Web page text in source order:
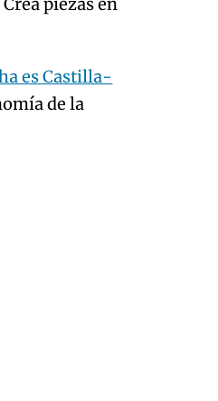
es Castilla-
de la